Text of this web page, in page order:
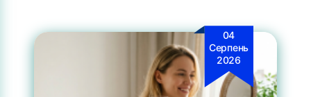
04
Серпень
2026